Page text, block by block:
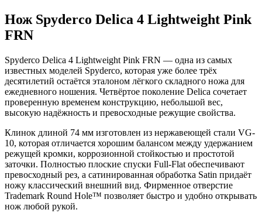
Нож Spyderco Delica 4 Lightweight Pink
FRN
Spyderco Delica 4 Lightweight Pink FRN — одна из самых
известных моделей Spyderco, которая уже более трёх
десятилетий остаётся эталоном лёгкого складного ножа для
ежедневного ношения. Четвёртое поколение Delica сочетает
проверенную временем конструкцию, небольшой вес,
высокую надёжность и превосходные режущие свойства.
Клинок длиной 74 мм изготовлен из нержавеющей стали VG-
10, которая отличается хорошим балансом между удержанием
режущей кромки, коррозионной стойкостью и простотой
заточки. Полностью плоские спуски Full-Flat обеспечивают
превосходный рез, а сатинированная обработка Satin придаёт
ножу классический внешний вид. Фирменное отверстие
Trademark Round Hole™ позволяет быстро и удобно открывать
нож любой рукой.